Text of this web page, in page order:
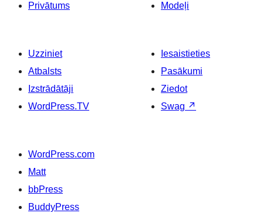
Privātums
Modeļi
Uzziniet
Atbalsts
Izstrādātāji
WordPress.TV
Iesaistieties
Pasākumi
Ziedot
Swag ↗
WordPress.com
Matt
bbPress
BuddyPress